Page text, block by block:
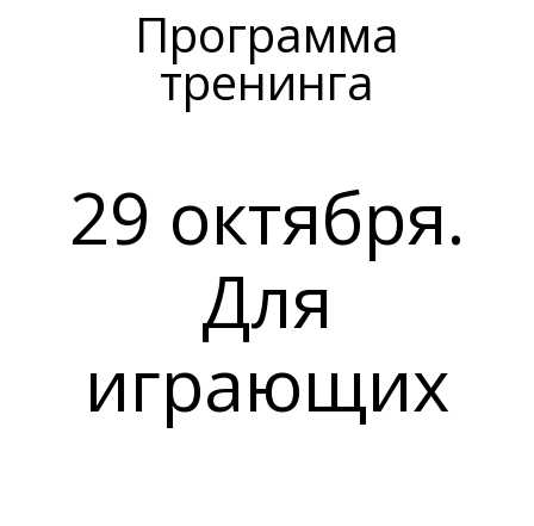
Программа
тренинга
29 октября.
Для
играющих